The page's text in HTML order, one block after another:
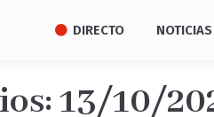
DIRECTO NOTICIAS
13/10/